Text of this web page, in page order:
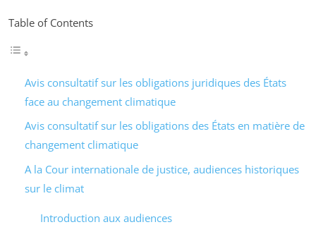
Table of Contents
Avis consultatif sur les obligations juridiques des États
face au changement climatique
Avis consultatif sur les obligations des États en matière de
changement climatique
A la Cour internationale de justice, audiences historiques
sur le climat
Introduction aux audiences